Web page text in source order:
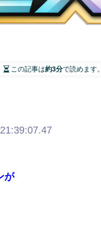
この記事は約3分で読めます。
が